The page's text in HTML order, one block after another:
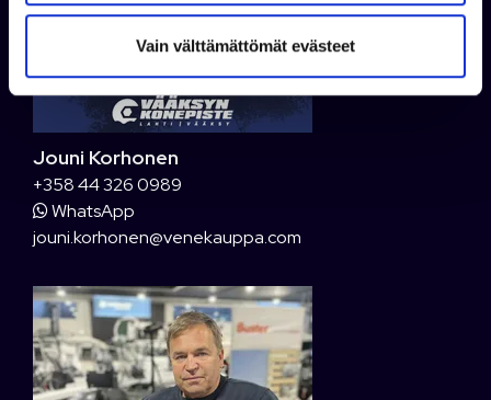
Vain välttämättömät evästeet
Jouni Korhonen
+358 44 326 0989
WhatsApp
jouni.korhonen@venekauppa.com